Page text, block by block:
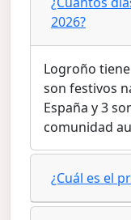
2026?
Logroño
son festivos
España y 3
comunidad
¿Cuál es el